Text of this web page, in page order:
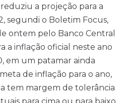
a projeção para a
segundi o Boletim Focus,
ontem pelo Banco Central
a inflação oficial neste ano
em um patamar ainda
de inflação para o ano,
tem margem de tolerância